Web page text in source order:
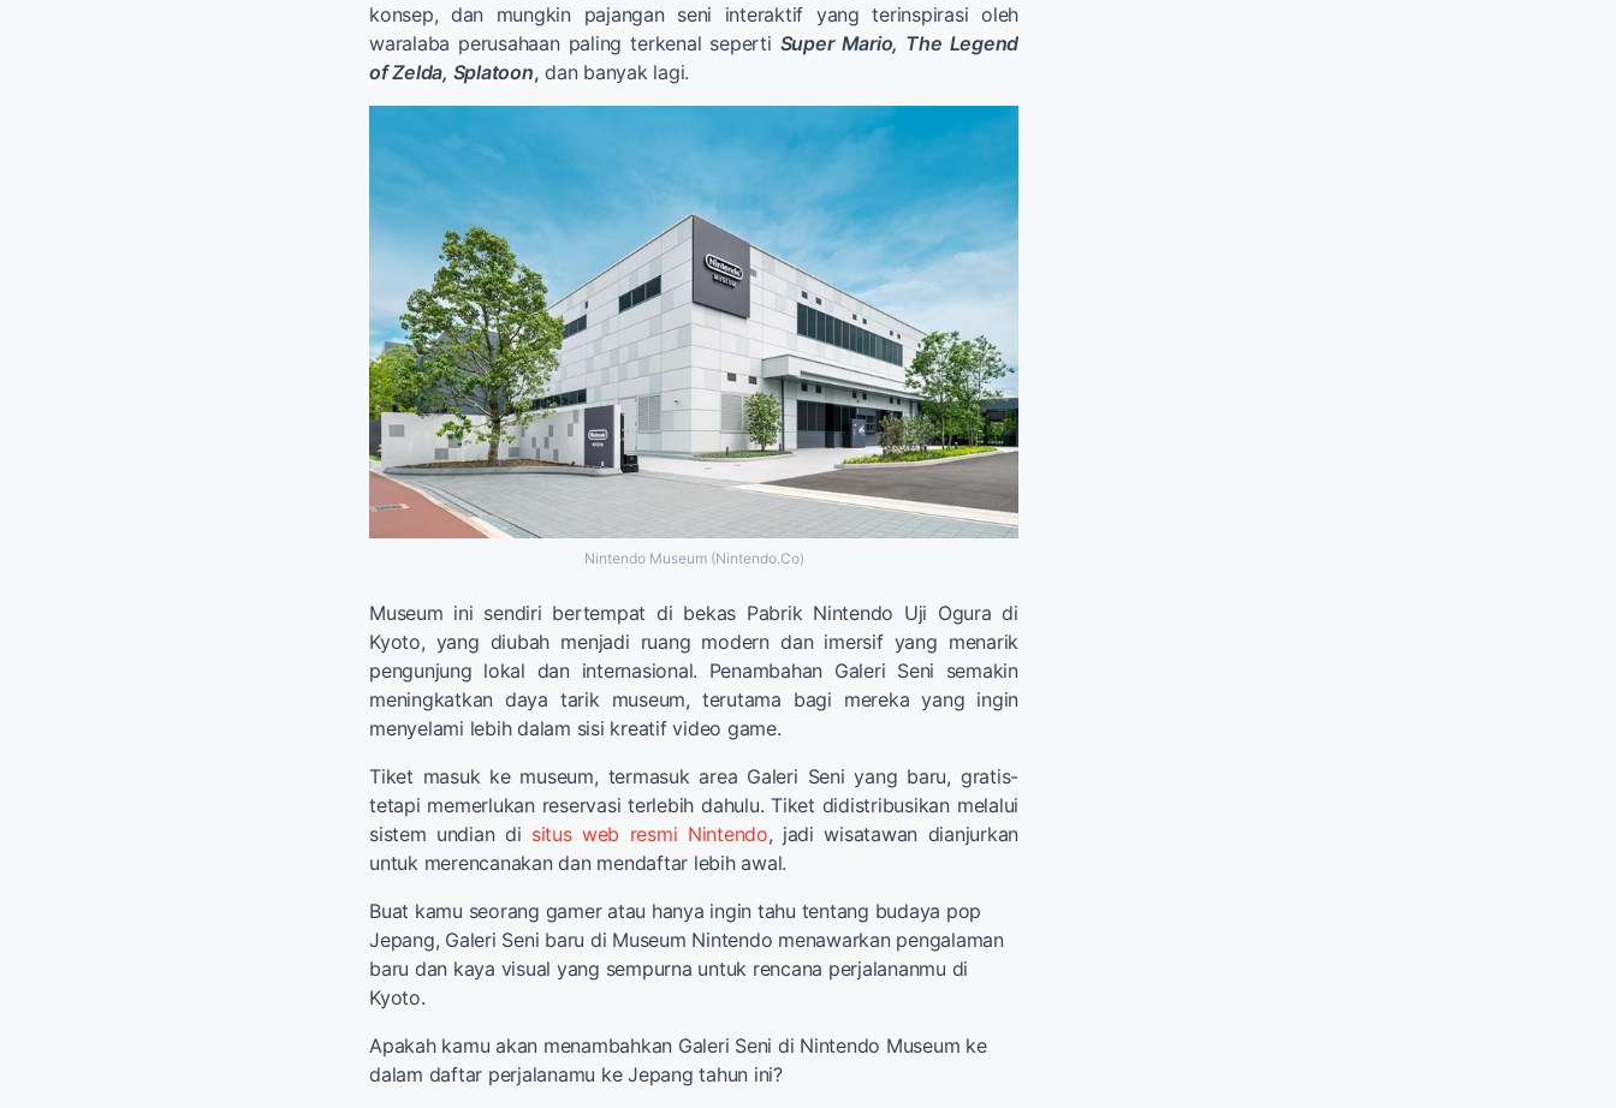
konsep, dan mungkin pajangan seni interaktif yang terinspirasi oleh
waralaba perusahaan paling terkenal seperti Super Mario, The Legend
of Zelda, Splatoon, dan banyak lagi.
Nintendo Museum (Nintendo.Co)
Museum ini sendiri bertempat di bekas Pabrik Nintendo Uji Ogura di
Kyoto, yang diubah menjadi ruang modern dan imersif yang menarik
pengunjung lokal dan internasional. Penambahan Galeri Seni semakin
meningkatkan daya tarik museum, terutama bagi mereka yang ingin
menyelami lebih dalam sisi kreatif video game.
Tiket masuk ke museum, termasuk area Galeri Seni yang baru, gratis-
tetapi memerlukan reservasi terlebih dahulu. Tiket didistribusikan melalui
sistem undian di situs web resmi Nintendo, jadi wisatawan dianjurkan
untuk merencanakan dan mendaftar lebih awal.
Buat kamu seorang gamer atau hanya ingin tahu tentang budaya pop
Jepang, Galeri Seni baru di Museum Nintendo menawarkan pengalaman
baru dan kaya visual yang sempurna untuk rencana perjalananmu di
Kyoto.
Apakah kamu akan menambahkan Galeri Seni di Nintendo Museum ke
dalam daftar perjalanamu ke Jepang tahun ini?